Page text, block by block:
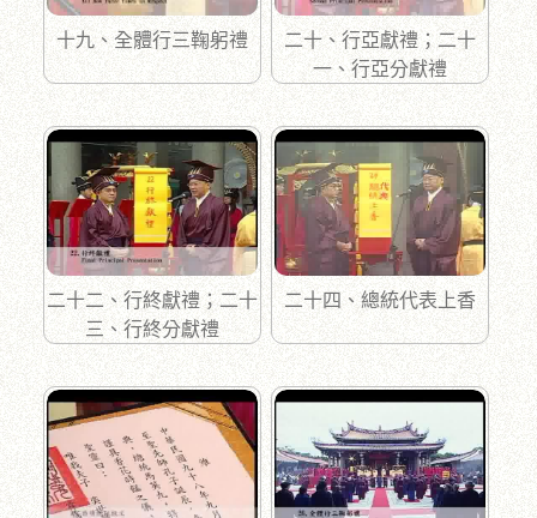
十九、全體行三鞠躬禮
二十、行亞獻禮；二十
一、行亞分獻禮
二十二、行終獻禮；二十
三、行終分獻禮
二十四、總統代表上香